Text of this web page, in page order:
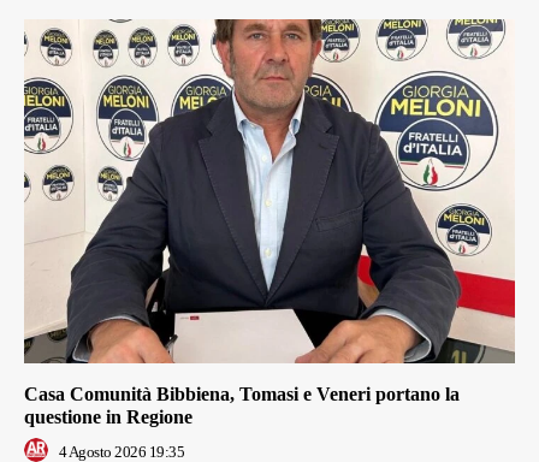
Casa Comunità Bibbiena, Tomasi e Veneri portano la
questione in Regione
4 Agosto 2026 19:35